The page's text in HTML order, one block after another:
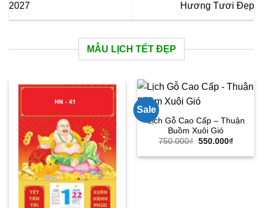
2027
Hương Tươi Đẹp
MẪU LỊCH TẾT ĐẸP
Sale
Lịch Gỗ Cao Cấp – Thuận
Buồm Xuôi Gió
750.000₫ Giá
là:
550.000₫Giá
tại